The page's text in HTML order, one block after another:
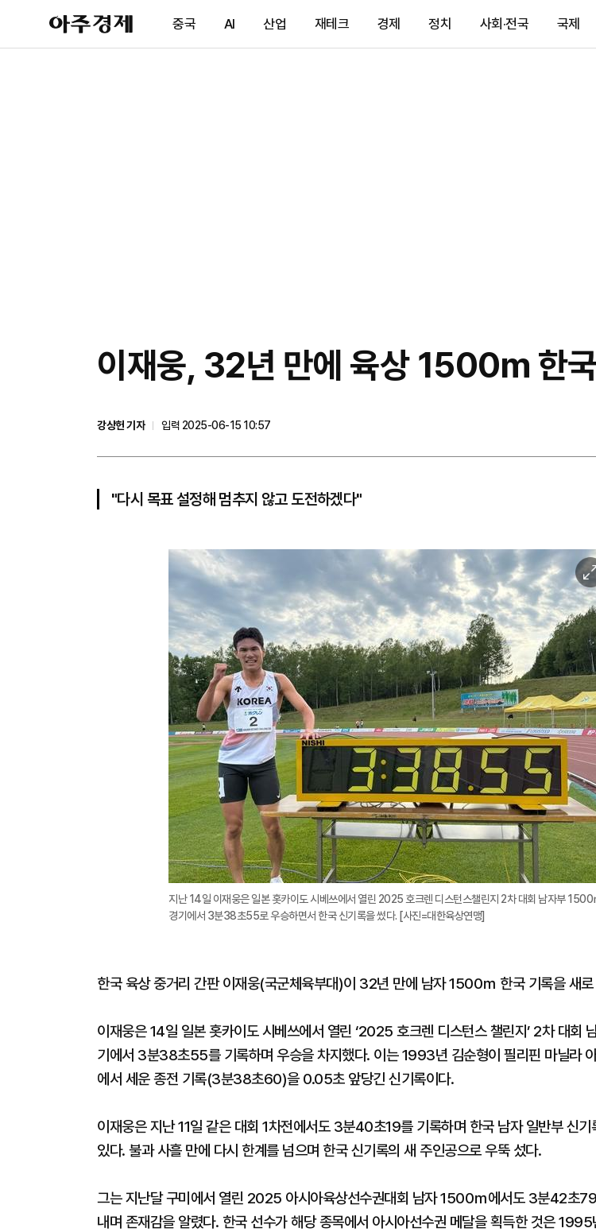
아
주
제
중국 AI 산업 재테크 경제 정치 사회·전국 국제
이재웅, 32년 만에 육상 1500m 한
강상헌 기자
입력 2025-06-15 10:57
"다시 목표 설정해 멈추지 않고 도전하겠다"
이
미
지
확
대
지난 14일 이재웅은 일본 홋카이도 시베쓰에서 열린 2025 호크렌 디스턴스챌린지 2차 대회 남자부 1500
경기에서 3분38초55로 우승하면서 한국 신기록을 썼다. [사진=대한육상연맹]
한국 육상 중거리 간판 이재웅(국군체육부대)이 32년 만에 남자 1500ｍ 한국 기록을 새로
이재웅은 14일 일본 홋카이도 시베쓰에서 열린 ‘2025 호크렌 디스턴스 챌린지’ 2차 대회
기에서 3분38초55를 기록하며 우승을 차지했다. 이는 1993년 김순형이 필리핀 마닐라
에서 세운 종전 기록(3분38초60)을 0.05초 앞당긴 신기록이다.
이재웅은 지난 11일 같은 대회 1차전에서도 3분40초19를 기록하며 한국 남자 일반부 신기
있다. 불과 사흘 만에 다시 한계를 넘으며 한국 신기록의 새 주인공으로 우뚝 섰다.
그는 지난달 구미에서 열린 2025 아시아육상선수권대회 남자 1500ｍ에서도 3분42초
내며 존재감을 알렸다. 한국 선수가 해당 종목에서 아시아선수권 메달을 획득한 것은 1995